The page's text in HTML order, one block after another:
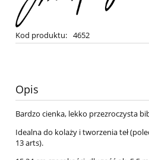
Kod produktu: 4652
Opis
Bardzo cienka, lekko przezroczysta
Idealna do kolaży i tworzenia teł
13 arts).